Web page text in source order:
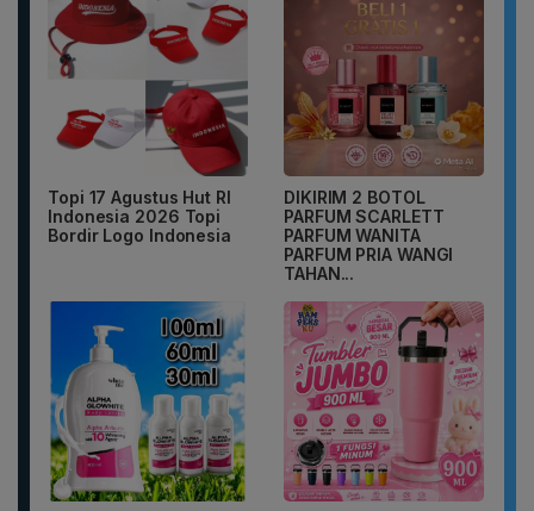
Topi 17 Agustus Hut RI
Indonesia 2026 Topi
Bordir Logo Indonesia
DIKIRIM 2 BOTOL
PARFUM SCARLETT
PARFUM WANITA
PARFUM PRIA WANGI
TAHAN...